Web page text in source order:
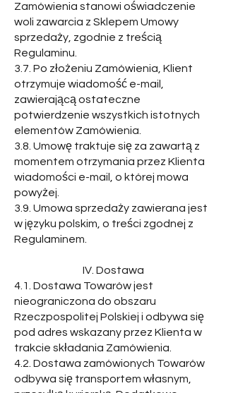
Zamówienia stanowi oświadczenie
woli zawarcia z Sklepem Umowy
sprzedaży, zgodnie z treścią
Regulaminu.
3.7. Po złożeniu Zamówienia, Klient
otrzymuje wiadomość e-mail,
zawierającą ostateczne
potwierdzenie wszystkich istotnych
elementów Zamówienia.
3.8. Umowę traktuje się za zawartą z
momentem otrzymania przez Klienta
wiadomości e-mail, o której mowa
powyżej.
3.9. Umowa sprzedaży zawierana jest
w języku polskim, o treści zgodnej z
Regulaminem.
IV. Dostawa
4.1. Dostawa Towarów jest
nieograniczona do obszaru
Rzeczpospolitej Polskiej i odbywa się
pod adres wskazany przez Klienta w
trakcie składania Zamówienia.
4.2. Dostawa zamówionych Towarów
odbywa się transportem własnym,